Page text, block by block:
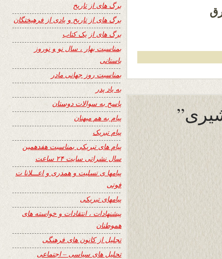
برگ های از تاریخ
برگ های از تاریخ و یادی از فرهیختگان
برگ های از یک کتاب
بمناسبت بهار ، سال نو و نوروز
باستانی
بمناسبت روز جهانی مادر
به یاد پدر
پاسخ به سوالات دوستان
پیام به هم میهنان
پیام تبریک
پیام های تبریکی بمناسبت هفدهمین
سال نشراتی سایت ۲۴ ساعت
پیامها ی تسلیت و همدری و اعـــلانا ت
فوتی
پیامهای تبریکی
پیشنهادات ، انتقادات و خواسته های
هموطنان
تجلیل از کانون های فرهنگی
تحلیل های سیاسی – اجتماعی